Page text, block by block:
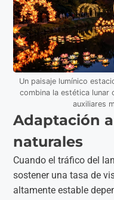
Un paisaje lumínico
combina la estética lunar
auxiliares
Adaptación
naturales
Cuando el tráfico del
sostener una tasa de
altamente estable